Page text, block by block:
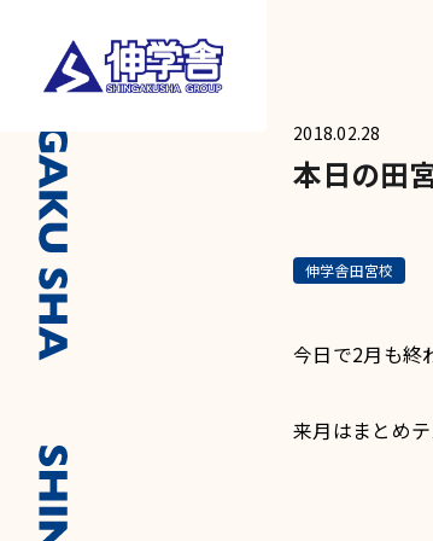
2018.02.28
本日の田
伸学舎田宮校
今日で2月も終
来月はまとめ